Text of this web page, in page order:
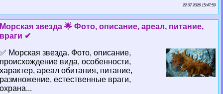
22 07 2026 15:47:59
Морская звезда 🌟 Фото, описание, ареал, питание,
враги ✔
✅ Морская звезда. Фото, описание,
происхождение вида, особенности,
хаpaктер, ареал обитания, питание,
размножение, естественные враги,
охрана...